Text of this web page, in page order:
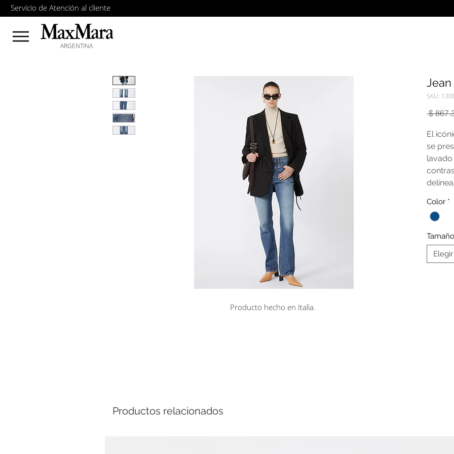
Servicio de Atención al cliente
ARGENTINA
SKU:
$
El
se
lavado
Color *
Tamaño
Elegir
Producto hecho en Italia.
Productos relacionados